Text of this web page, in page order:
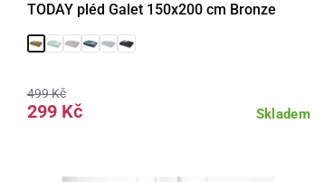
Detail Do košíku
TODAY pléd Galet 150x200 cm Bronze
Skladem
499 Kč
299 Kč